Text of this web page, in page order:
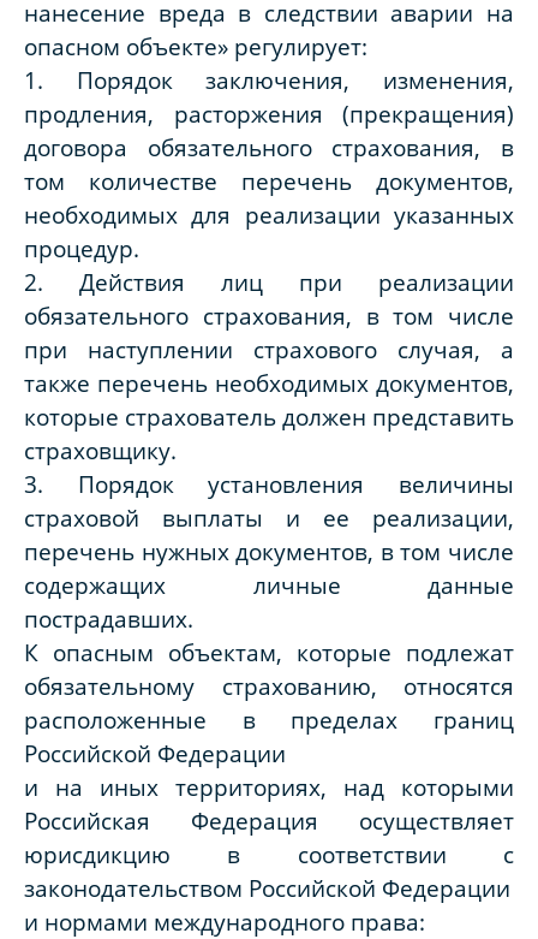
нанесение вреда в следствии аварии на
опасном объекте» регулирует:
1. Порядок заключения, изменения,
продления, расторжения (прекращения)
договора обязательного страхования, в
том количестве перечень документов,
необходимых для реализации указанных
процедур.
2. Действия лиц при реализации
обязательного страхования, в том числе
при наступлении страхового случая, а
также перечень необходимых документов,
которые страхователь должен представить
страховщику.
3. Порядок установления величины
страховой выплаты и ее реализации,
перечень нужных документов, в том числе
содержащих личные данные
пострадавших.
К опасным объектам, которые подлежат
обязательному страхованию, относятся
расположенные в пределах границ
Российской Федерации
и на иных территориях, над которыми
Российская Федерация осуществляет
юрисдикцию в соответствии с
законодательством Российской Федерации
и нормами международного права: